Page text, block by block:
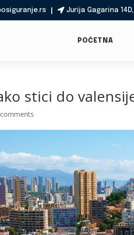
Jurija Gagarina
POČETNA
stici do